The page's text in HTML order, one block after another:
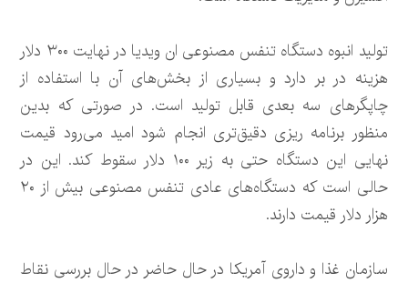
تولید انبوه دستگاه تنفس مصنوعی ان ویدیا در نهایت ۳۰۰ دلار
هزینه در بر دارد و بسیاری از بخش‌های آن با استفاده از
چاپگرهای سه بعدی قابل تولید است. در صورتی که بدین
منظور برنامه ریزی دقیق‌تری انجام شود امید می‌رود قیمت
نهایی این دستگاه حتی به زیر ۱۰۰ دلار سقوط کند. این در
حالی است که دستگاه‌های عادی تنفس مصنوعی بیش از ۲۰
هزار دلار قیمت دارند.
سازمان غذا و داروی آمریکا در حال حاضر در حال بررسی نقاط